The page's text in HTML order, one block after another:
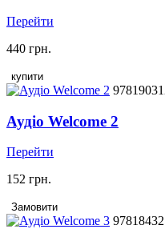
Перейти
440 грн.
купити
Аудіо Welcome 2
Перейти
152 грн.
Замовити